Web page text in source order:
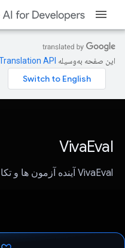
این صفحه به‌وسیله
VivaEval
VivaEval آینده آزمون ها و تکالیف مدرسه است